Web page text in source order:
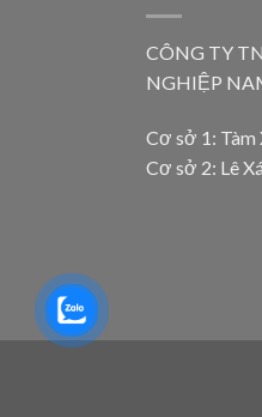
CÔNG TY
NGHIỆP
Cơ sở 1: Tàm
Cơ sở 2: Lê